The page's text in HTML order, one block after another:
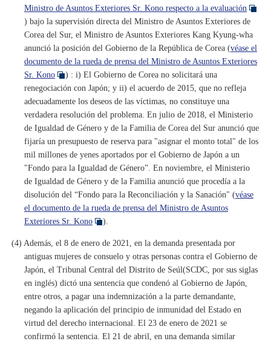
Ministro de Asuntos Exteriores Sr. Kono respecto a la evaluación
) bajo la supervisión directa del Ministro de Asuntos Exteriores de
Corea del Sur, el Ministro de Asuntos Exteriores Kang Kyung-wha
anunció la posición del Gobierno de la República de Corea (véase el
documento de la rueda de prensa del Ministro de Asuntos Exteriores
Sr. Kono
) : i) El Gobierno de Corea no solicitará una
renegociación con Japón; y ii) el acuerdo de 2015, que no refleja
adecuadamente los deseos de las víctimas, no constituye una
verdadera resolución del problema. En julio de 2018, el Ministerio
de Igualdad de Género y de la Familia de Corea del Sur anunció que
fijaría un presupuesto de reserva para "asignar el monto total" de los
mil millones de yenes aportados por el Gobierno de Japón a un
"Fondo para la Igualdad de Género”. En noviembre, el Ministerio
de Igualdad de Género y de la Familia anunció que procedía a la
disolución del “Fondo para la Reconciliación y la Sanación" (véase
el documento de la rueda de prensa del Ministro de Asuntos
Exteriores Sr. Kono
).
(4) Además, el 8 de enero de 2021, en la demanda presentada por
antiguas mujeres de consuelo y otras personas contra el Gobierno de
Japón, el Tribunal Central del Distrito de Seúl(SCDC, por sus siglas
en inglés) dictó una sentencia que condenó al Gobierno de Japón,
entre otros, a pagar una indemnización a la parte demandante,
negando la aplicación del principio de inmunidad del Estado en
virtud del derecho internacional. El 23 de enero de 2021 se
confirmó la sentencia. El 21 de abril, en una demanda similar